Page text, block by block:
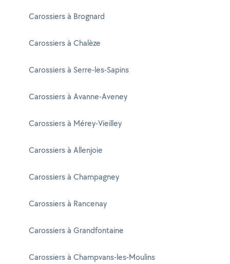
Carossiers à Brognard
Carossiers à Chalèze
Carossiers à Serre-les-Sapins
Carossiers à Avanne-Aveney
Carossiers à Mérey-Vieilley
Carossiers à Allenjoie
Carossiers à Champagney
Carossiers à Rancenay
Carossiers à Grandfontaine
Carossiers à Champvans-les-Moulins